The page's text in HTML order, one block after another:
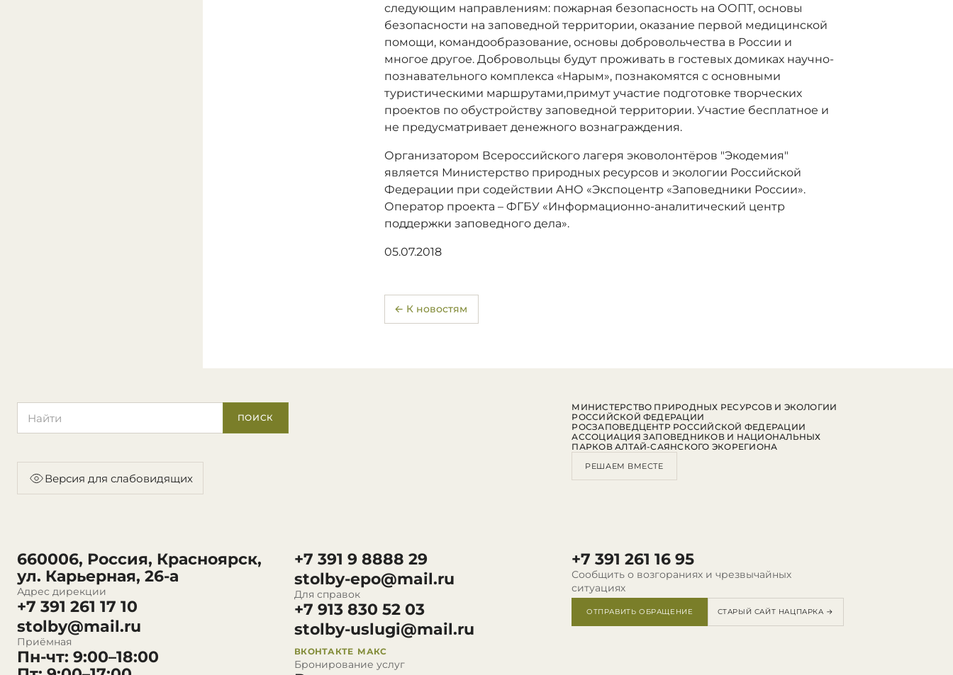
следующим направлениям: пожарная безопасность на ООПТ, основы
безопасности на заповедной территории, оказание первой медицинской
помощи, командообразование, основы добровольчества в России и
многое другое. Добровольцы будут проживать в гостевых домиках научно-
познавательного комплекса «Нарым», познакомятся с основными
туристическими маршрутами,примут участие подготовке творческих
проектов по обустройству заповедной территории. Участие бесплатное и
не предусматривает денежного вознаграждения.
Организатором Всероссийского лагеря эковолонтёров "Экодемия"
является Министерство природных ресурсов и экологии Российской
Федерации при содействии АНО «Экспоцентр «Заповедники России».
Оператор проекта – ФГБУ «Информационно-аналитический центр
поддержки заповедного дела».
05.07.2018
← К новостям
ПОИСК
Версия для слабовидящих
660006, Россия, Красноярск,
ул. Карьерная, 26-а
Адрес дирекции
+7 391 261 17 10
stolby@mail.ru
Приёмная
Пн-чт: 9:00–18:00
+7 391 9 8888 29
stolby-epo@mail.ru
Для справок
+7 913 830 52 03
stolby-uslugi@mail.ru
ВКОНТАКТЕ МАКС
Бронирование услуг
+7 391 261 16 95
Сообщить о возгораниях и чрезвычайных
ситуациях
ОТПРАВИТЬ ОБРАЩЕНИЕ СТАРЫЙ САЙТ НАЦПАРКА →
МИНИСТЕРСТВО ПРИРОДНЫХ РЕСУРСОВ И ЭКОЛОГИИ
РОССИЙСКОЙ ФЕДЕРАЦИИ
РОСЗАПОВЕДЦЕНТР РОССИЙСКОЙ ФЕДЕРАЦИИ
АССОЦИАЦИЯ ЗАПОВЕДНИКОВ И НАЦИОНАЛЬНЫХ
ПАРКОВ АЛТАЙ-САЯНСКОГО ЭКОРЕГИОНА
РЕШАЕМ ВМЕСТЕ